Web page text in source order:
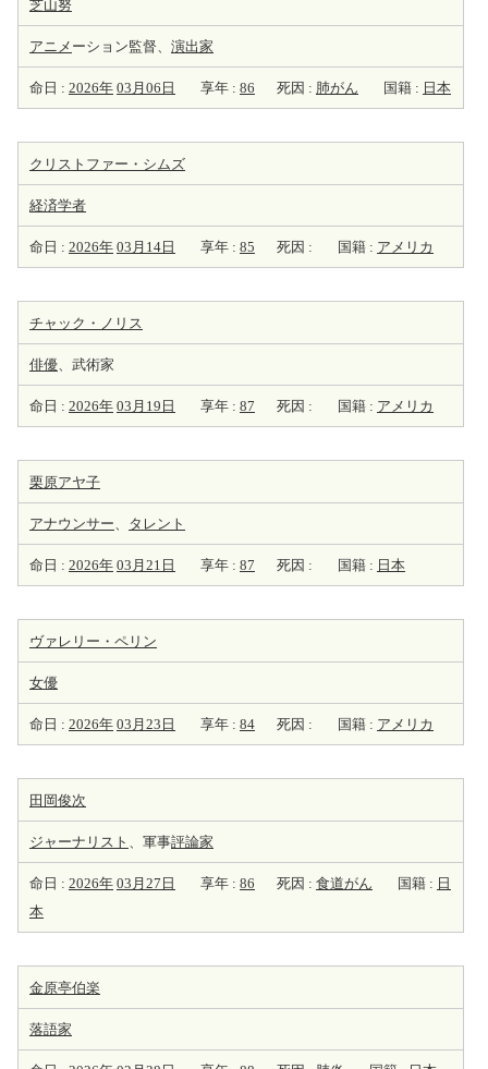
芝山努
アニメ ーション監督、 演出家
命日 : 2026年 03月06日 享年 : 86 死因 : 肺がん 国籍 : 日本
クリストファー・シムズ
経済学者
命日 : 2026年 03月14日 享年 : 85 死因 : 国籍 : アメリカ
チャック・ノリス
俳優、武術家
命日 : 2026年 03月19日 享年 : 87 死因 : 国籍 : アメリカ
栗原アヤ子
アナウンサー、 タレント
命日 : 2026年 03月21日 享年 : 87 死因 : 国籍 : 日本
ヴァレリー・ペリン
女優
命日 : 2026年 03月23日 享年 : 84 死因 : 国籍 : アメリカ
田岡俊次
ジャーナリスト 、軍事評論家
命日 : 2026年 03月27日 享年 : 86 死因 : 食道がん 国籍 : 日
本
金原亭伯楽
落語家